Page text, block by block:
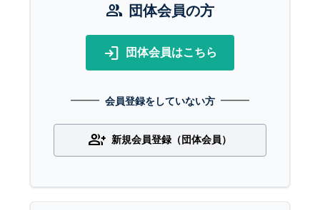
group 団体会員の方
login 団体会員はこちら
会員登録をしていない方
group_add 新規会員登録（団体会員）